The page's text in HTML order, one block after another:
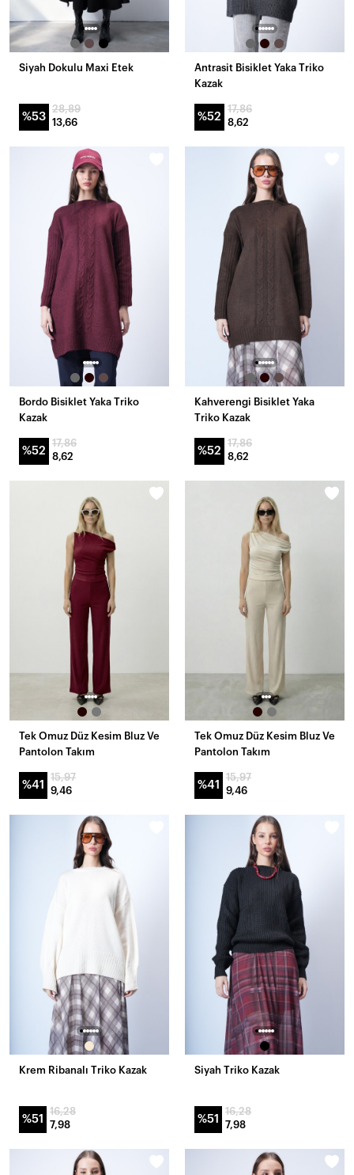
Siyah Dokulu Maxi Etek
%53
28,89
13,66
Antrasit Bisiklet Yaka Triko
Kazak
%52
17,86
8,62
Bordo Bisiklet Yaka Triko
Kazak
%52
17,86
8,62
Kahverengi Bisiklet Yaka
Triko Kazak
%52
17,86
8,62
Tek Omuz Düz Kesim Bluz Ve
Pantolon Takım
%41
15,97
9,46
Tek Omuz Düz Kesim Bluz Ve
Pantolon Takım
%41
15,97
9,46
Krem Ribanalı Triko Kazak
%51
16,28
7,98
Siyah Triko Kazak
%51
16,28
7,98